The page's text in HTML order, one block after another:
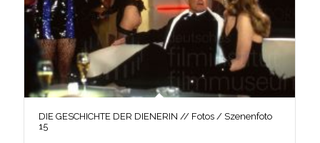
DIE GESCHICHTE DER DIENERIN // Fotos / Szenenfoto
15